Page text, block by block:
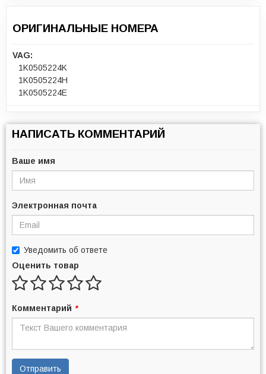
ОРИГИНАЛЬНЫЕ НОМЕРА
VAG:
1K0505224K
1K0505224H
1K0505224E
НАПИСАТЬ КОММЕНТАРИЙ
Ваше имя
Электронная почта
Уведомить об ответе
Оценить товар
Комментарий *
Отправить